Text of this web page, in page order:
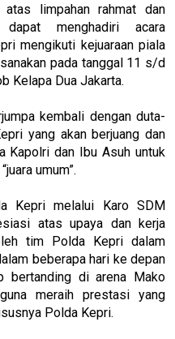
atas limpahan rahmat dan
menghadiri acara
mengikuti kejuaraan piala
pada tanggal 11 s/d
Kelapa Dua Jakarta.
kembali dengan duta-
yang akan berjuang dan
Kapolri dan Ibu Asuh untuk
umum”.
Kepri melalui Karo SDM
atas upaya dan kerja
tim Polda Kepri dalam
beberapa hari ke depan
bertanding di arena Mako
meraih prestasi yang
Polda Kepri.